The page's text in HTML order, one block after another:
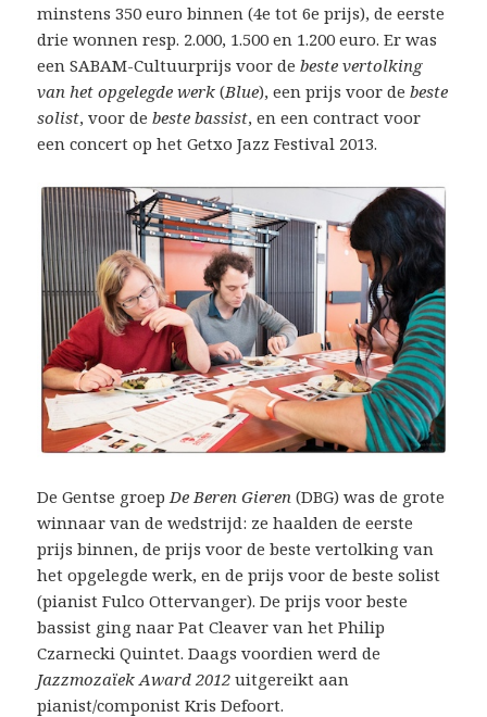
minstens 350 euro binnen (4e tot 6e prijs), de eerste
drie wonnen resp. 2.000, 1.500 en 1.200 euro. Er was
een SABAM-Cultuurprijs voor debeste vertolking
van het opgelegde werk (Blue), een prijs voor debeste
solist, voor debeste bassist, en een contract voor
een concert op het Getxo Jazz Festival 2013.
De Gentse groep De Beren Gieren (DBG) was de grote
winnaar van de wedstrijd: ze haalden de eerste
prijs binnen, de prijs voor de beste vertolking van
het opgelegde werk, en de prijs voor de beste solist
(pianist Fulco Ottervanger). De prijs voor beste
bassist ging naar Pat Cleaver van het Philip
Czarnecki Quintet. Daags voordien werd de
Jazzmozaïek Award 2012 uitgereikt aan
pianist/componist Kris Defoort.